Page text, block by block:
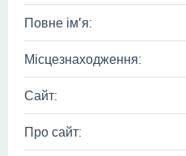
Повне ім’я:
Місцезнаходження:
Сайт:
Про сайт: